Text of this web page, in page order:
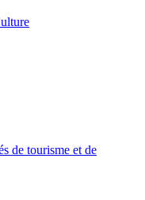
de tourisme et de